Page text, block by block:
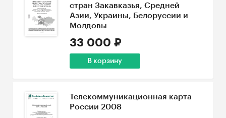
стран Закавказья, Средней
Азии, Украины, Белоруссии и
Молдовы
33 000 ₽
В корзину
Телекоммуникационная карта
России 2008